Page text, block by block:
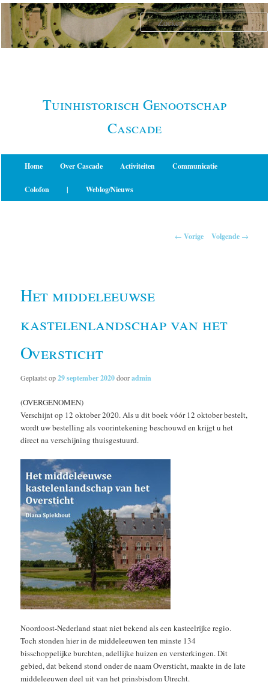
Spring
naar
primaire
Tuinhistorisch Genootschap
Cascade
Home Over Cascade Activiteiten Communicatie
Colofon | Weblog/Nieuws
← Vorige Volgende →
Het middeleeuwse
kastelenlandschap van het
Oversticht
Geplaatst op29 september 2020dooradmin
(OVERGENOMEN)
Verschijnt op 12 oktober 2020. Als u dit boek vóór 12 oktober bestelt,
wordt uw bestelling als voorintekening beschouwd en krijgt u het
direct na verschijning thuisgestuurd.
Noordoost-Nederland staat niet bekend als een kasteelrijke regio.
Toch stonden hier in de middeleeuwen ten minste 134
bisschoppelijke burchten, adellijke huizen en versterkingen. Dit
gebied, dat bekend stond onder de naam Oversticht, maakte in de late
middeleeuwen deel uit van het prinsbisdom Utrecht.